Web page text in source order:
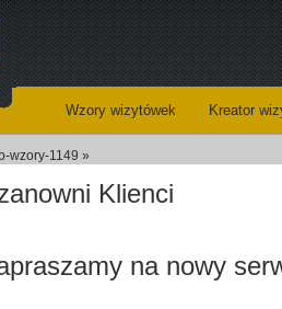
Wzory wizytówek Kreator
wzory-1149 »
Klienci
na nowy